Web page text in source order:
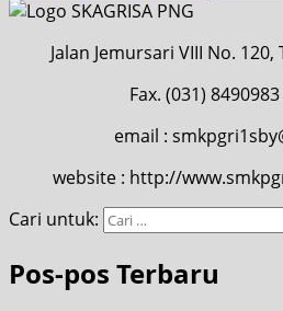
Jalan Jemursari VIII No. 120,
Fax. (031)
email :
website : http://
Cari untuk:
Pos-pos Terbaru